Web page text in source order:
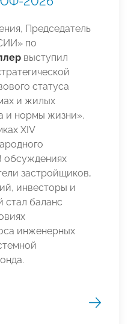
Председатель
по
выступил
статуса
и жилых
и нормы жизни».
XIV
обсуждениях
застройщиков,
инвесторы и
стал баланс
инженерных